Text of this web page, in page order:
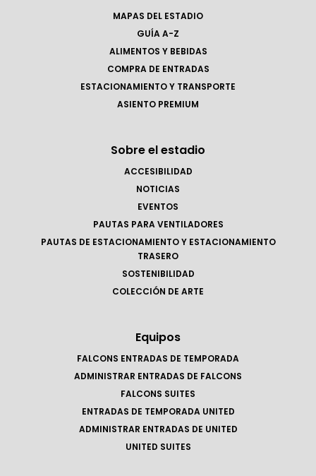
MAPAS DEL ESTADIO
GUÍA A-Z
ALIMENTOS Y BEBIDAS
COMPRA DE ENTRADAS
ESTACIONAMIENTO Y TRANSPORTE
ASIENTO PREMIUM
Sobre el estadio
ACCESIBILIDAD
NOTICIAS
EVENTOS
PAUTAS PARA VENTILADORES
PAUTAS DE ESTACIONAMIENTO Y ESTACIONAMIENTO
TRASERO
SOSTENIBILIDAD
COLECCIÓN DE ARTE
Equipos
FALCONS ENTRADAS DE TEMPORADA
ADMINISTRAR ENTRADAS DE FALCONS
FALCONS SUITES
ENTRADAS DE TEMPORADA UNITED
ADMINISTRAR ENTRADAS DE UNITED
UNITED SUITES